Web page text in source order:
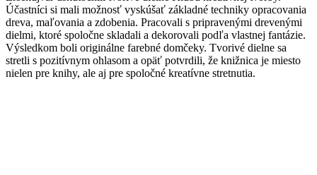
Účastníci si mali možnosť vyskúšať základné techniky opracovania
dreva, maľovania a zdobenia. Pracovali s pripravenými drevenými
dielmi, ktoré spoločne skladali a dekorovali podľa vlastnej fantázie.
Výsledkom boli originálne farebné domčeky. Tvorivé dielne sa
stretli s pozitívnym ohlasom a opäť potvrdili, že knižnica je miesto
nielen pre knihy, ale aj pre spoločné kreatívne stretnutia.